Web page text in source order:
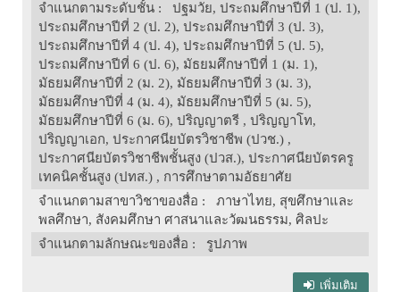
จำแนกตามระดับชั้น : ปฐมวัย, ประถมศึกษาปีที่ 1 (ป. 1),
ประถมศึกษาปีที่ 2 (ป. 2), ประถมศึกษาปีที่ 3 (ป. 3),
ประถมศึกษาปีที่ 4 (ป. 4), ประถมศึกษาปีที่ 5 (ป. 5),
ประถมศึกษาปีที่ 6 (ป. 6), มัธยมศึกษาปีที่ 1 (ม. 1),
มัธยมศึกษาปีที่ 2 (ม. 2), มัธยมศึกษาปีที่ 3 (ม. 3),
มัธยมศึกษาปีที่ 4 (ม. 4), มัธยมศึกษาปีที่ 5 (ม. 5),
มัธยมศึกษาปีที่ 6 (ม. 6), ปริญญาตรี , ปริญญาโท,
ปริญญาเอก, ประกาศนียบัตรวิชาชีพ (ปวช.) ,
ประกาศนียบัตรวิชาชีพชั้นสูง (ปวส.), ประกาศนียบัตรครู
เทคนิคชั้นสูง (ปทส.) , การศึกษาตามอัธยาศัย
จำแนกตามสาขาวิชาของสื่อ : ภาษาไทย, สุขศึกษาและ
พลศึกษา, สังคมศึกษา ศาสนาและวัฒนธรรม, ศิลปะ
จำแนกตามลักษณะของสื่อ : รูปภาพ
เพิ่มเติม